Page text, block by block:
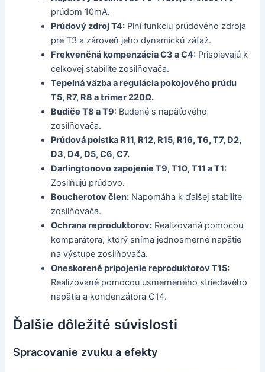
prúdom 10mA.
Prúdový zdroj T4: Plní funkciu prúdového zdroja
pre T3 a zároveň jeho dynamickú záťaž.
Frekvenčná kompenzácia C3 a C4: Prispievajú k
celkovej stabilite zosilňovača.
Tepelná väzba a regulácia pokojového prúdu
T5, R7, R8 a trimer 220Ω.
Budiče T8 a T9: Budené s napäťového
zosilňovača.
Prúdová poistka R11, R12, R15, R16, T6, T7, D2,
D3, D4, D5, C6, C7.
Darlingtonovo zapojenie T9, T10, T11 a T1:
Zosilňujú prúdovo.
Boucherotov člen: Napomáha k ďalšej stabilite
zosilňovača.
Ochrana reproduktorov: Realizovaná pomocou
komparátora, ktorý sníma jednosmerné napätie
na výstupe zosilňovača.
Oneskorené pripojenie reproduktorov T15:
Realizované pomocou usmerneného striedavého
napätia a kondenzátora C14.
Ďalšie dôležité súvislosti
Spracovanie zvuku a efekty